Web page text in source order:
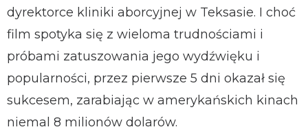
dyrektorce kliniki aborcyjnej w Teksasie. I choć
film spotyka się z wieloma trudnościami i
próbami zatuszowania jego wydźwięku i
popularności, przez pierwsze 5 dni okazał się
sukcesem, zarabiając w amerykańskich kinach
niemal 8 milionów dolarów.